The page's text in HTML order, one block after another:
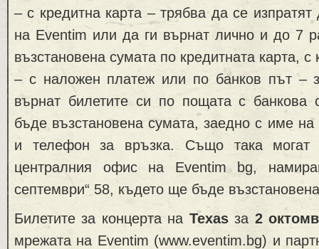
– с кредитна карта – трябва да се
на Eventim или да ги върнат лично и до 7
възстановена сумата по кредитната карта, с
– с наложен платеж или по банков път –
върнат билетите си по пощата с банкова
бъде възстановена сумата, заедно с име на
и телефон за връзка. Също така
централния офис на Eventim bg,
септември“ 58, където ще бъде
Билетите за концерта на Texasза 2
мрежата на Eventim (www.eventim.bg) и